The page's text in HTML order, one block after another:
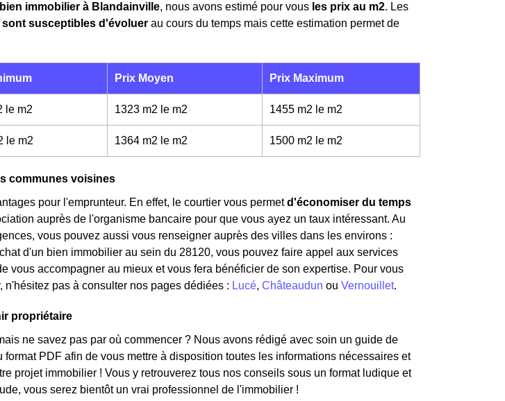
immobilier à Blandainville, nous avons estimé pour vous les prix au m2. Les
sont susceptibles d'évoluer au cours du temps mais cette estimation permet de
Prix Moyen Prix Maximum
le m2 1323 m2 le m2 1455 m2 le m2
le m2 1364 m2 le m2 1500 m2 le m2
communes voisines
pour l'emprunteur. En effet, le courtier vous permetd'économiser du temps
auprès de l'organisme bancaire pour que vous ayez un taux intéressant. Au
vous pouvez aussi vous renseigner auprès des villes dans les environs :
d'un bien immobilier au sein du 28120, vous pouvez faire appel aux services
vous accompagner au mieux et vous fera bénéficier de son expertise. Pour vous
pas à consulter nos pages dédiées : Lucé, Châteaudun ou Vernouillet.
propriétaire
ne savez pas par où commencer ? Nous avons rédigé avec soin un guide de
format PDF afin de vous mettre à disposition toutes les informations nécessaires et
projet immobilier ! Vous y retrouverez tous nos conseils sous un format ludique et
vous serez bientôt un vrai professionnel de l'immobilier !